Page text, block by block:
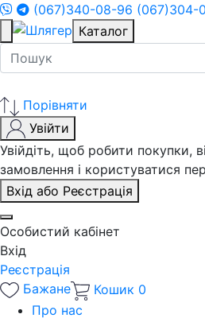
(067)340-08-96 (067)304-
Каталог
Порівняти
Увійти
Увійдіть, щоб робити покупки,
замовлення і користуватися
Вхід або Реєстрація
Особистий кабінет
Вхід
Реєстрація
Бажане
Кошик 0
Про нас